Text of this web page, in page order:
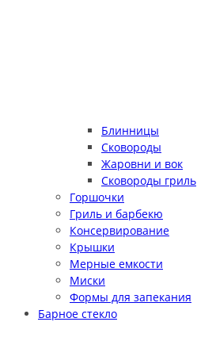
Блинницы
Сковороды
Жаровни и вок
Сковороды гриль
Горшочки
Гриль и барбекю
Консервирование
Крышки
Мерные емкости
Миски
Формы для запекания
Барное стекло